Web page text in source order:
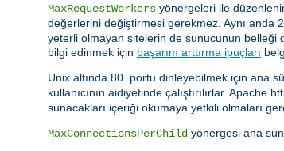
MaxRequestWorkers yönergeleri ile
değerlerini değiştirmesi gerekmez. Aynı anda
yeterli olmayan sitelerin de sunucunun belleği
bilgi edinmek için başarım arttırma ipuçları
Unix altında 80. portu dinleyebilmek için ana
kullanıcının aidiyetinde çalıştırılırlar. Apache
sunacakları içeriği okumaya yetkili olmaları
MaxConnectionsPerChild yönergesi ana